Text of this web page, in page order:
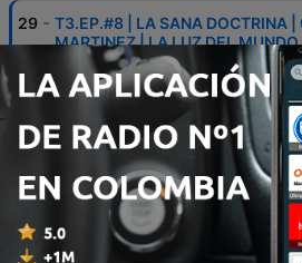
29 - T3.EP.#8 | LA SANA DOCTRINA |
MARTINEZ | LA LUZ DEL MUNDO
21 feb. 2025
T3.EP.#7 | NO DAR VENTAJAS
ELIEZER GUTIERREZ | LA LUZ
20 feb. 2025
27 - T3.EP.#6 | LA AMARGURA DE
ABNER PARDO | LA LUZ DEL
19 feb. 2025